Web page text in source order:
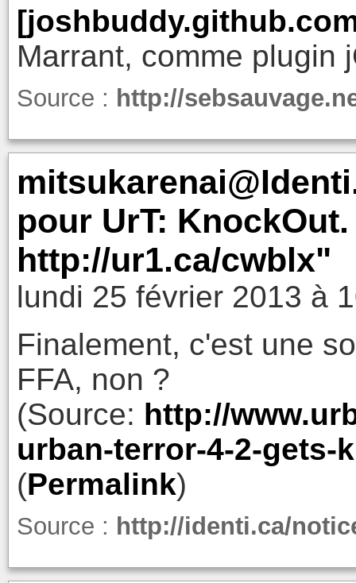
Marrant, comme plugin
Source : http://
pour UrT:
http://ur1.ca/cwblx"
lundi 25 février 2013 à
Finalement, c'est une
FFA, non ?
(Source: http://
urban-terror-4-2-gets-
(Permalink)
Source : http://identi.ca/